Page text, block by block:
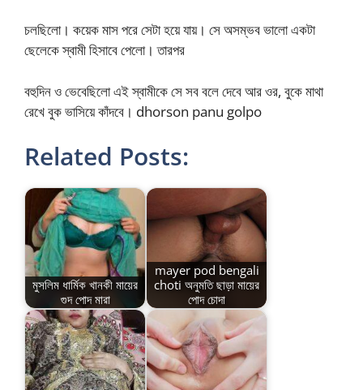
চলছিলো। কয়েক মাস পরে সেটা হয়ে যায়। সে অসম্ভব ভালো একটা
ছেলেকে স্বামী হিসাবে পেলো। তারপর
বহুদিন ও ভেবেছিলো এই স্বামীকে সে সব বলে দেবে আর ওর, বুকে মাথা
রেখে বুক ভাসিয়ে কাঁদবে। dhorson panu golpo
Related Posts:
মুসলিম ধার্মিক খানকী মায়ের
গুদ পোদ মারা
mayer pod bengali
choti অনুমতি ছাড়া মায়ের
পোদ চোদা